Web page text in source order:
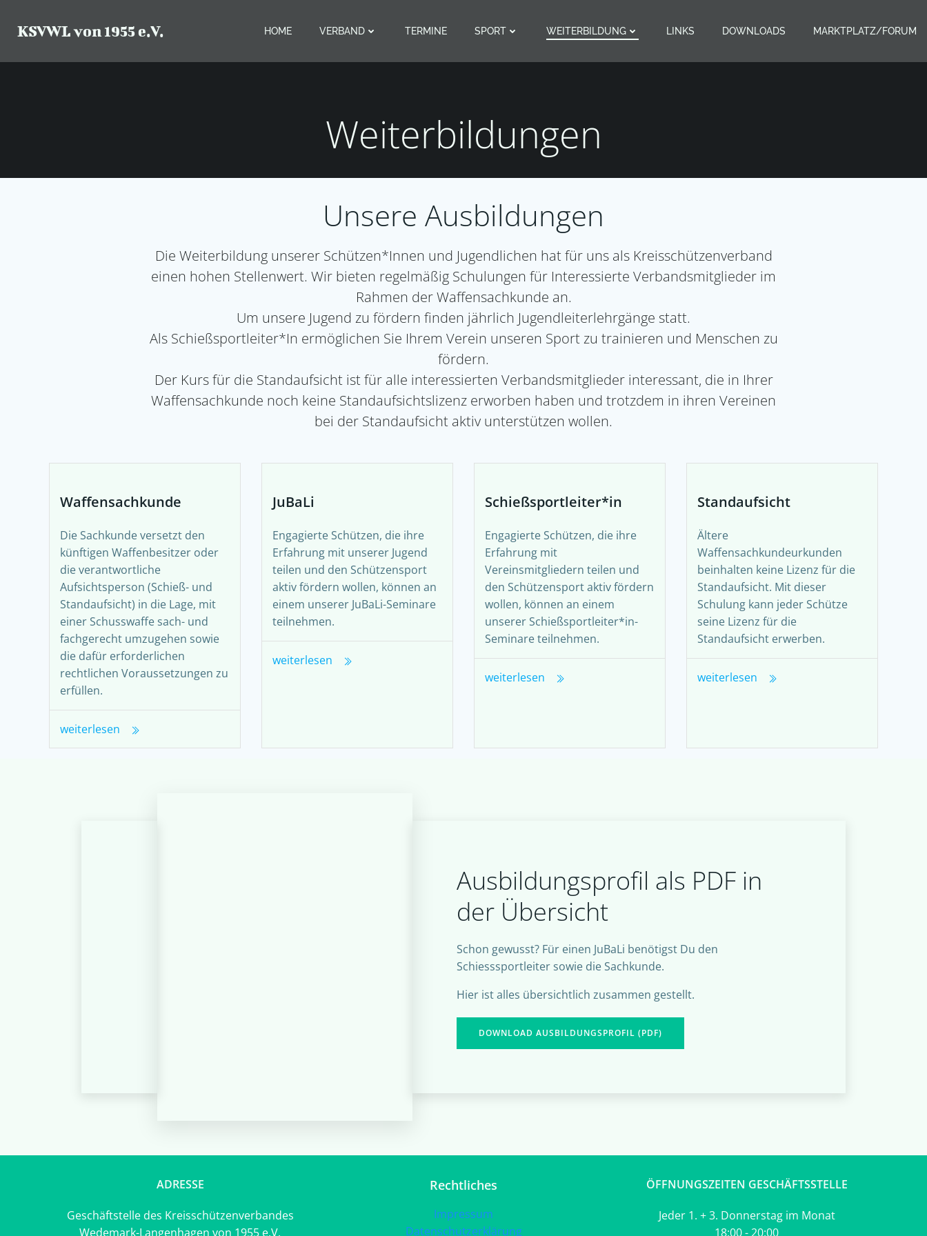
Inhalt
springen
KSVWL von 1955 e.V. HOME VERBAND TERMINE SPORT WEITERBILDUNG LINKS DOWNLOADS MARKTPLATZ/FORUM
Weiterbildungen
Unsere Ausbildungen
Die Weiterbildung unserer Schützen*Innen und Jugendlichen hat für uns als Kreisschützenverband
einen hohen Stellenwert. Wir bieten regelmäßig Schulungen für Interessierte Verbandsmitglieder im
Rahmen der Waffensachkunde an.
Um unsere Jugend zu fördern finden jährlich Jugendleiterlehrgänge statt.
Als Schießsportleiter*In ermöglichen Sie Ihrem Verein unseren Sport zu trainieren und Menschen zu
fördern.
Der Kurs für die Standaufsicht ist für alle interessierten Verbandsmitglieder interessant, die in Ihrer
Waffensachkunde noch keine Standaufsichtslizenz erworben haben und trotzdem in ihren Vereinen
bei der Standaufsicht aktiv unterstützen wollen.
Waffensachkunde
Die Sachkunde versetzt den
künftigen Waffenbesitzer oder
die verantwortliche
Aufsichtsperson (Schieß- und
Standaufsicht) in die Lage, mit
einer Schusswaffe sach- und
fachgerecht umzugehen sowie
die dafür erforderlichen
rechtlichen Voraussetzungen zu
erfüllen.
weiterlesen
JuBaLi
Engagierte Schützen, die ihre
Erfahrung mit unserer Jugend
teilen und den Schützensport
aktiv fördern wollen, können an
einem unserer JuBaLi-Seminare
teilnehmen.
weiterlesen
Schießsportleiter*in
Engagierte Schützen, die ihre
Erfahrung mit
Vereinsmitgliedern teilen und
den Schützensport aktiv fördern
wollen, können an einem
unserer Schießsportleiter*in-
Seminare teilnehmen.
weiterlesen
Standaufsicht
Ältere
Waffensachkundeurkunden
beinhalten keine Lizenz für die
Standaufsicht. Mit dieser
Schulung kann jeder Schütze
seine Lizenz für die
Standaufsicht erwerben.
weiterlesen
Ausbildungsprofil als PDF in
der Übersicht
Schon gewusst? Für einen JuBaLi benötigst Du den
Schiesssportleiter sowie die Sachkunde.
Hier ist alles übersichtlich zusammen gestellt.
DOWNLOAD AUSBILDUNGSPROFIL (PDF)
ADRESSE
Geschäftstelle des Kreisschützenverbandes
Wedemark-Langenhagen von 1955 e.V.
Rechtliches
Impressum
Datenschutzerklärung
ÖFFNUNGSZEITEN GESCHÄFTSSTELLE
Jeder 1. + 3. Donnerstag im Monat
18:00 - 20:00